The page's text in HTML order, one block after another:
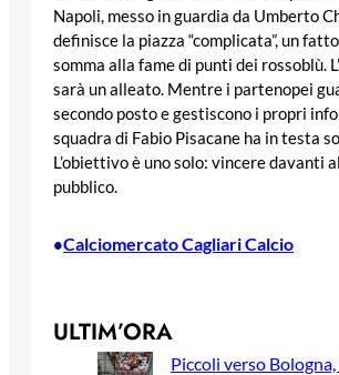
Napoli, messo in guardia da Umberto
definisce la piazza “complicata”, un
somma alla fame di punti dei rossoblù.
sarà un alleato. Mentre i partenopei
secondo posto e gestiscono i propri
squadra di Fabio Pisacane ha in testa
L’obiettivo è uno solo: vincere davanti
pubblico.
•Calciomercato Cagliari Calcio
ULTIM’ORA
Piccoli verso Bologna,